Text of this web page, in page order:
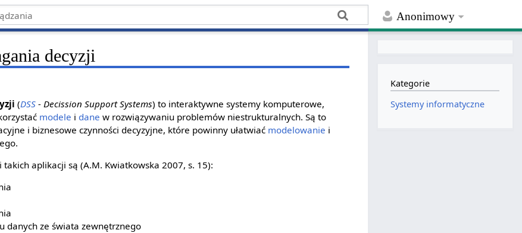
Anonimowy
decyzji
(DSS - Decission Support Systems) to interaktywne systemy komputerowe,
modele i dane w rozwiązywaniu problemów niestrukturalnych. Są to
i biznesowe czynności decyzyjne, które powinny ułatwiać modelowanie i
aplikacji są (A.M. Kwiatkowska 2007, s. 15):
danych ze świata zewnętrznego
Kategorie
Systemy informatyczne